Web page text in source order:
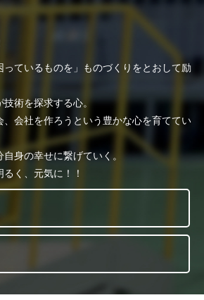
ているものを」ものづくりをとおして励
技術を探求する心。
会社を作ろうという豊かな心を育ててい
身の幸せに繋げていく。
く、元気に！！